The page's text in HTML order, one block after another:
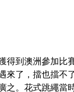
得到澳洲參加比
來了，擋也擋
。花式跳繩當